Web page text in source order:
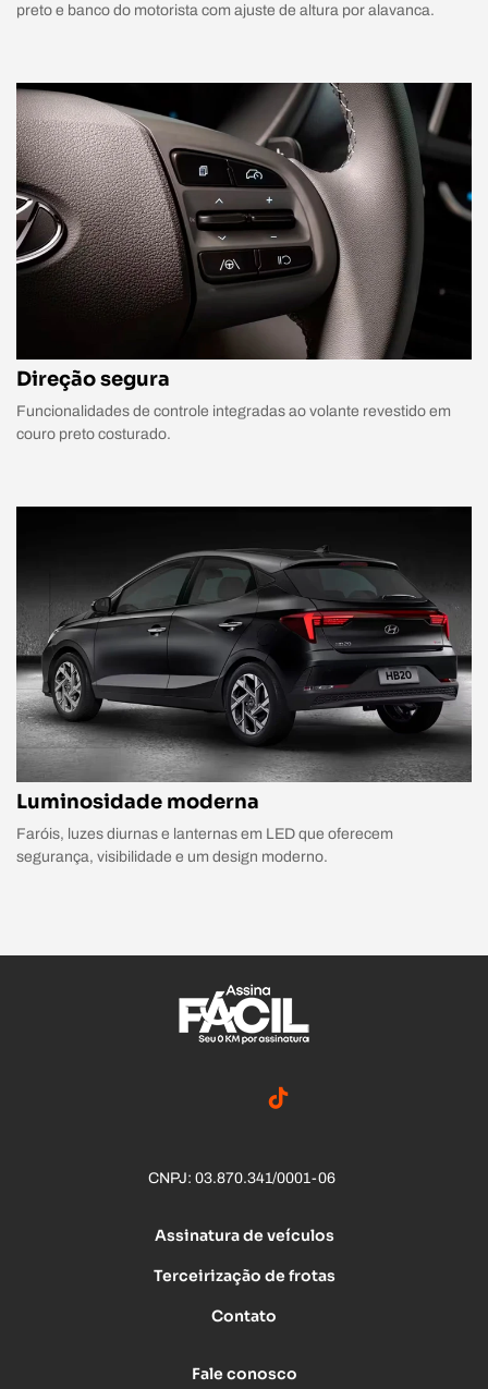
preto e banco do motorista com ajuste de altura por alavanca.
Direção segura
Funcionalidades de controle integradas ao volante revestido em
couro preto costurado.
Luminosidade moderna
Faróis, luzes diurnas e lanternas em LED que oferecem
segurança, visibilidade e um design moderno.
CNPJ: 03.870.341/0001-06
Assinatura de veículos
Terceirização de frotas
Contato
Fale conosco